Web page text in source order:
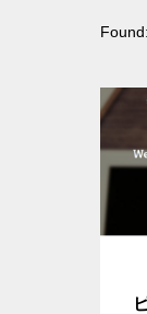
Found: